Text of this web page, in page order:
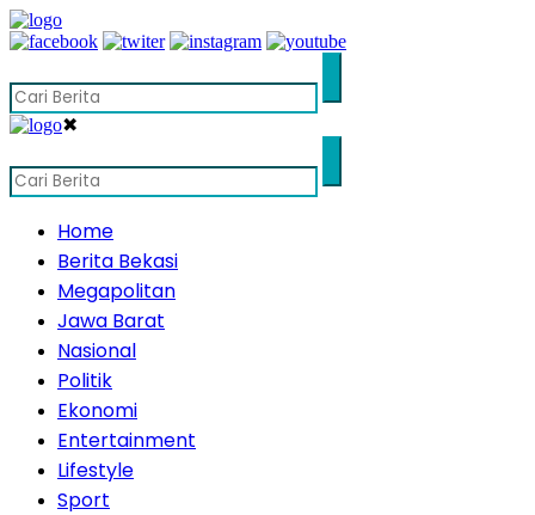
✖
Home
Berita Bekasi
Megapolitan
Jawa Barat
Nasional
Politik
Ekonomi
Entertainment
Lifestyle
Sport